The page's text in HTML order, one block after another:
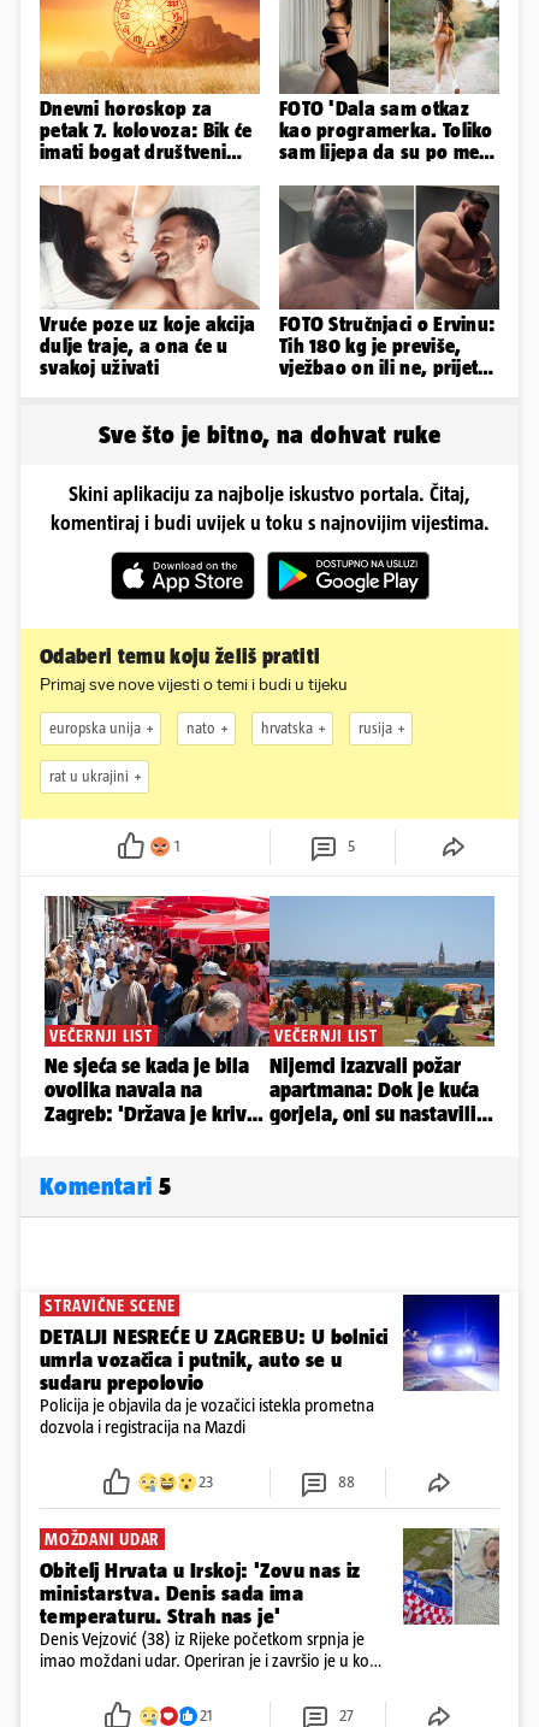
Dnevni horoskop za
petak 7. kolovoza: Bik će
imati bogat društveni
FOTO 'Dala sam otkaz
kao programerka. Toliko
sam lijepa da su po meni
Vruće poze uz koje akcija
dulje traje, a ona će u
svakoj uživati
FOTO Stručnjaci o Ervinu:
Tih 180 kg je previše,
vježbao on ili ne, prijete
Sve što je bitno, na dohvat ruke
Skini aplikaciju za najbolje iskustvo portala. Čitaj,
komentiraj i budi uvijek u toku s najnovijim vijestima.
Odaberi temu koju želiš pratiti
Primaj sve nove vijesti o temi i budi u tijeku
europska unija nato hrvatska rusija
rat u ukrajini
1 5
Komentari 5
STRAVIČNE SCENE
DETALJI NESREĆE U ZAGREBU: U bolnici
umrla vozačica i putnik, auto se u
sudaru prepolovio
Policija je objavila da je vozačici istekla prometna
dozvola i registracija na Mazdi
23 88
MOŽDANI UDAR
Obitelj Hrvata u Irskoj: 'Zovu nas iz
ministarstva. Denis sada ima
temperaturu. Strah nas je'
Denis Vejzović (38) iz Rijeke početkom srpnja je
imao moždani udar. Operiran je i završio je u komi.
tamošnji liječnici ne vjeruju u oporavak: 'Imamo
21 27